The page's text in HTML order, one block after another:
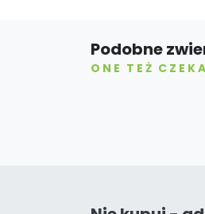
Podobne
ONE TEŻ